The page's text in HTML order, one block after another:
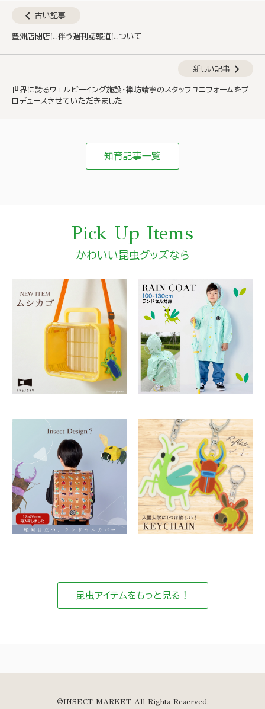
chevron_left 古い記事
豊洲店閉店に伴う週刊誌報道について
新しい記事 chevron_right
世界に誇るウェルビーイング施設・禅坊靖寧のスタッフユニフォームをプ
ロデュースさせていただきました
知育記事一覧
Pick Up Items
かわいい昆虫グッズなら
昆虫アイテムをもっと見る！
©INSECT MARKET All Rights Reserved.